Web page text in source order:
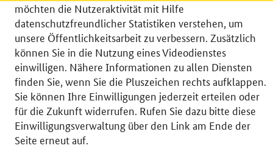
© 2026 Bundesministerium für Wirtschaft und Energie
RSS
Benutzerhinweise
Inhaltsverzeichnis
Impressum
Barrierefreiheit
Datenschutz
Einwilligungsverwaltung
möchten die Nutzeraktivität mit Hilfe
datenschutzfreundlicher Statistiken verstehen, um
unsere Öffentlichkeitsarbeit zu verbessern. Zusätzlich
können Sie in die Nutzung eines Videodienstes
einwilligen. Nähere Informationen zu allen Diensten
finden Sie, wenn Sie die Pluszeichen rechts aufklappen.
Sie können Ihre Einwilligungen jederzeit erteilen oder
für die Zukunft widerrufen. Rufen Sie dazu bitte diese
Einwilligungsverwaltung über den Link am Ende der
Seite erneut auf.